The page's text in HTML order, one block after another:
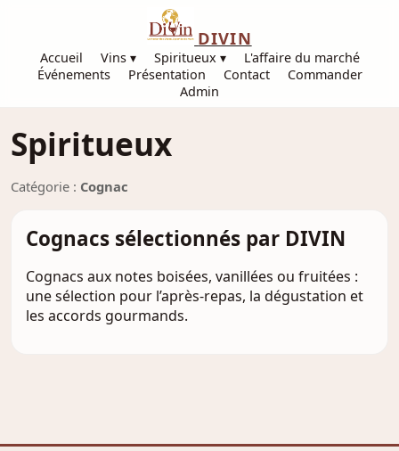
DIVIN
Accueil Vins ▾ Spiritueux ▾
L'affaire du marché
Événements
Présentation Contact
Commander
Admin
Spiritueux
Catégorie : Cognac
Cognacs sélectionnés par DIVIN
Cognacs aux notes boisées, vanillées ou fruitées :
une sélection pour l’après-repas, la dégustation et
les accords gourmands.